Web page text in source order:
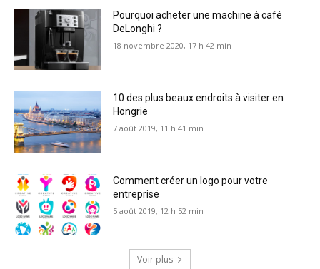
Pourquoi acheter une machine à café
DeLonghi ?
18 novembre 2020, 17 h 42 min
10 des plus beaux endroits à visiter en
Hongrie
7 août 2019, 11 h 41 min
Comment créer un logo pour votre
entreprise
5 août 2019, 12 h 52 min
Voir plus